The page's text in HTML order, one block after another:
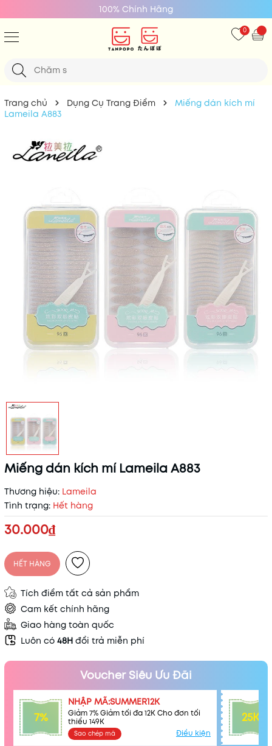
100% Chính Hãng
0
Trang chủ Dụng Cụ Trang Điểm
Miếng dán kích mí
Lameila A883
Miếng dán kích mí Lameila A883
Thương hiệu: Lameila
Tình trạng: Hết hàng
30.000₫
HẾT HÀNG
Tích điểm tất cả sản phẩm
Cam kết chính hãng
Giao hàng toàn quốc
Luôn có 48H đổi trả miễn phí
Voucher Siêu Ưu Đãi
7%
NHẬP MÃ:SUMMER12K
Giảm 7% Giảm tối đa 12K Cho đơn tối
thiểu 149K
Sao chép mã Điều kiện
25K
Mã khuyến mãi: